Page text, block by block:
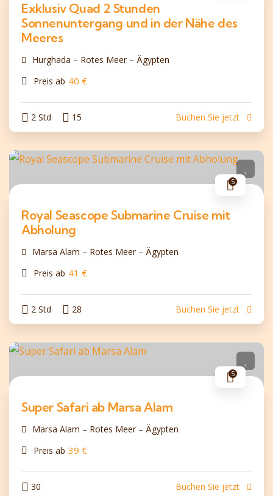
Exklusiv Quad 2 Stunden
Sonnenuntergang und in der Nähe des
Meeres
Hurghada – Rotes Meer – Ägypten
Preis ab 40 €
2 Std 15 Buchen Sie jetzt
5
Royal Seascope Submarine Cruise mit
Abholung
Marsa Alam – Rotes Meer – Ägypten
Preis ab 41 €
2 Std 28 Buchen Sie jetzt
5
Super Safari ab Marsa Alam
Marsa Alam – Rotes Meer – Ägypten
Preis ab 39 €
30 Buchen Sie jetzt